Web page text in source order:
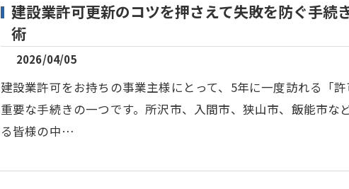
建設業許可更新のコツを押さえて失敗を防ぐ手続
術
2026/04/05
建設業許可をお持ちの事業主様にとって、5年に一度訪れる「
重要な手続きの一つです。所沢市、入間市、狭山市、飯能市な
る皆様の中…